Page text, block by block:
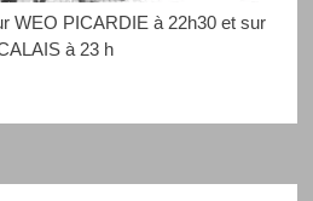
WEO PICARDIE à 22h30 et sur
à 23 h